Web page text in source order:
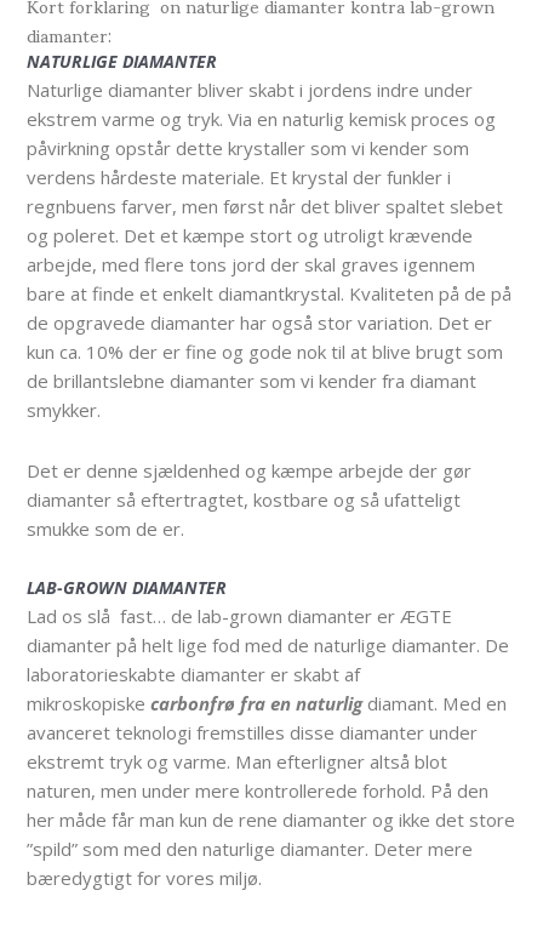
diamanter:
NATURLIGE DIAMANTER
Naturlige diamanter bliver skabt i jordens indre under
ekstrem varme og tryk. Via en naturlig kemisk proces og
påvirkning opstår dette krystaller som vi kender som
verdens hårdeste materiale. Et krystal der funkler i
regnbuens farver, men først når det bliver spaltet slebet
og poleret. Det et kæmpe stort og utroligt krævende
arbejde, med flere tons jord der skal graves igennem
bare at finde et enkelt diamantkrystal. Kvaliteten på de på
de opgravede diamanter har også stor variation. Det er
kun ca. 10% der er fine og gode nok til at blive brugt som
de brillantslebne diamanter som vi kender fra diamant
smykker.
Det er denne sjældenhed og kæmpe arbejde der gør
diamanter så eftertragtet, kostbare og så ufatteligt
smukke som de er.
LAB-GROWN DIAMANTER
Lad os slå fast… de lab-grown diamanter er ÆGTE
diamanter på helt lige fod med de naturlige diamanter. De
laboratorieskabte diamanter er skabt af
mikroskopiskecarbonfrø fra en naturligdiamant. Med en
avanceret teknologi fremstilles disse diamanter under
ekstremt tryk og varme. Man efterligner altså blot
naturen, men under mere kontrollerede forhold. På den
her måde får man kun de rene diamanter og ikke det store
”spild” som med den naturlige diamanter. Deter mere
bæredygtigt for vores miljø.